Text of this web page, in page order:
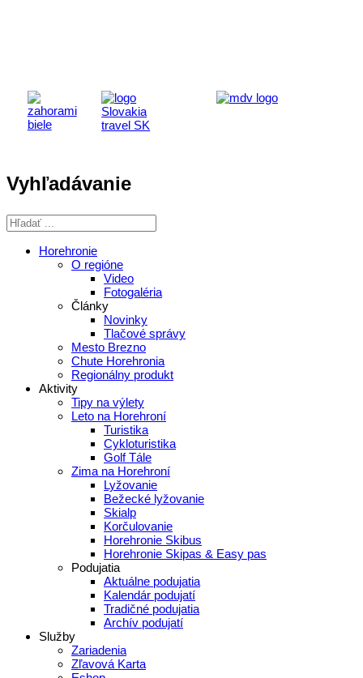
Vyhľadávanie
Horehronie
O regióne
Video
Fotogaléria
Články
Novinky
Tlačové správy
Mesto Brezno
Chute Horehronia
Regionálny produkt
Aktivity
Tipy na výlety
Leto na Horehroní
Turistika
Cykloturistika
Golf Tále
Zima na Horehroní
Lyžovanie
Bežecké lyžovanie
Skialp
Korčulovanie
Horehronie Skibus
Horehronie Skipas & Easy pas
Podujatia
Aktuálne podujatia
Kalendár podujatí
Tradičné podujatia
Archív podujatí
Služby
Zariadenia
Zľavová Karta